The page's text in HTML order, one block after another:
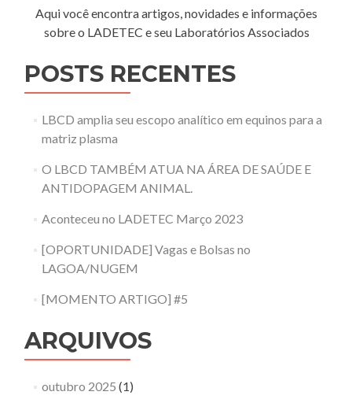
Aqui você encontra artigos, novidades e informações
sobre o LADETEC e seu Laboratórios Associados
POSTS RECENTES
LBCD amplia seu escopo analítico em equinos para a
matriz plasma
O LBCD TAMBÉM ATUA NA ÁREA DE SAÚDE E
ANTIDOPAGEM ANIMAL.
Aconteceu no LADETEC Março 2023
[OPORTUNIDADE] Vagas e Bolsas no
LAGOA/NUGEM
[MOMENTO ARTIGO] #5
ARQUIVOS
outubro 2025 (1)